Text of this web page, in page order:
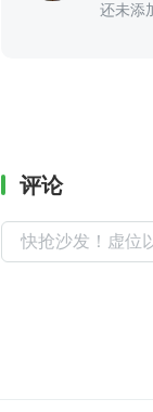
还未添
评论